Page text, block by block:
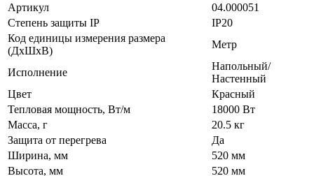
Артикул
04.000051
Степень защиты IP
IP20
Код единицы измерения размера
(ДхШхВ)
Метр
Исполнение
Напольный/
Настенный
Цвет
Красный
Тепловая мощность, Вт/м
18000 Вт
Масса, г
20.5 кг
Защита от перегрева
Да
Ширина, мм
520 мм
Высота, мм
520 мм